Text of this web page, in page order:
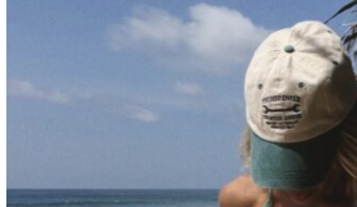
Вход / Регистрация